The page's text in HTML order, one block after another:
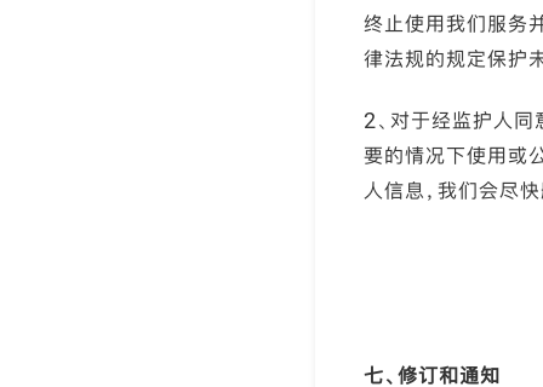
终止使用我们服务
律法规的规定保护
2、对于经监护人
要的情况下使用或
人信息，我们会尽
七、修订和通知